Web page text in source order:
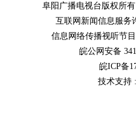
阜阳广播电视台版权所
互联网新闻信息服务
信息网络传播视听节
皖公网安备
皖ICP备
技术支持 :